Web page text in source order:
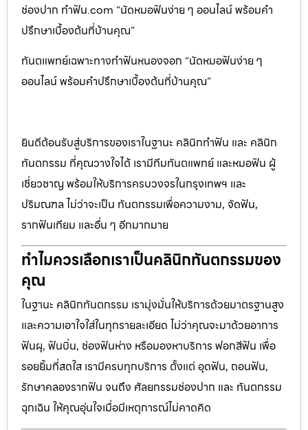
ช่องปาก ทำฟัน.com “นัดหมอฟันง่าย ๆ ออนไลน์ พร้อมคำ
ปรึกษาเบื้องต้นที่บ้านคุณ”
ทันตแพทย์เฉพาะทางทำฟันหนองจอก “นัดหมอฟันง่าย ๆ
ออนไลน์ พร้อมคำปรึกษาเบื้องต้นที่บ้านคุณ”
ยินดีต้อนรับสู่บริการของเราในฐานะ คลินิกทำฟัน และ คลินิก
ทันตกรรม ที่คุณวางใจได้ เรามีทีมทันตแพทย์ และหมอฟัน ผู้
เชี่ยวชาญ พร้อมให้บริการครบวงจรในกรุงเทพฯ และ
ปริมณฑล ไม่ว่าจะเป็น ทันตกรรมเพื่อความงาม, จัดฟัน,
รากฟันเทียม และอื่น ๆ อีกมากมาย
ทำไมควรเลือกเราเป็นคลินิกทันตกรรมของ
คุณ
ในฐานะ คลินิกทันตกรรม เรามุ่งมั่นให้บริการด้วยมาตรฐานสูง
และความเอาใจใส่ในทุกรายละเอียด ไม่ว่าคุณจะมาด้วยอาการ
ฟันผุ, ฟันบิ่น, ช่องฟันห่าง หรือมองหาบริการ ฟอกสีฟัน เพื่อ
รอยยิ้มที่สดใส เรามีครบทุกบริการ ตั้งแต่ อุดฟัน, ถอนฟัน,
รักษาคลองรากฟัน จนถึง ศัลยกรรมช่องปาก และ ทันตกรรม
ฉุกเฉิน ให้คุณอุ่นใจเมื่อมีเหตุการณ์ไม่คาดคิด